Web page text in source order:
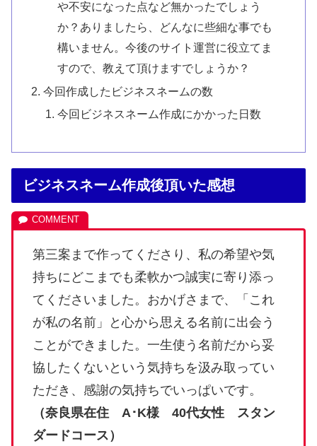
や不安になった点など無かったでしょう
か？ありましたら、どんなに些細な事でも
構いません。今後のサイト運営に役立てま
すので、教えて頂けますでしょうか？
今回作成したビジネスネームの数
今回ビジネスネーム作成にかかった日数
ビジネスネーム作成後頂いた感想
第三案まで作ってくださり、私の希望や気
持ちにどこまでも柔軟かつ誠実に寄り添っ
てくださいました。おかげさまで、「これ
が私の名前」と心から思える名前に出会う
ことができました。一生使う名前だから妥
協したくないという気持ちを汲み取ってい
ただき、感謝の気持ちでいっぱいです。
（奈良県在住 A･K様 40代女性 スタン
ダードコース）